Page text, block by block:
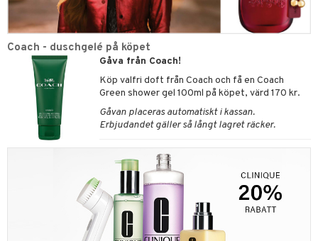
Coach - duschgelé på köpet
Gåva från Coach!
Köp valfri doft från Coach och få en Coach
Green shower gel 100ml på köpet, värd 170 kr.
Gåvan placeras automatiskt i kassan.
Erbjudandet gäller så långt lagret räcker.